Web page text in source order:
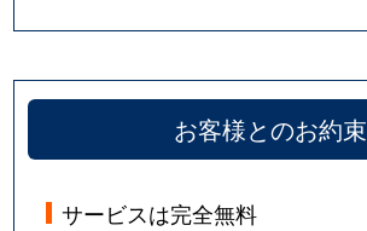
お客様とのお約束
サービスは完全無料